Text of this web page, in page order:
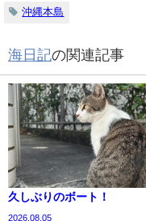
沖縄本島
海日記の関連記事
久しぶりのボート！
2026.08.05